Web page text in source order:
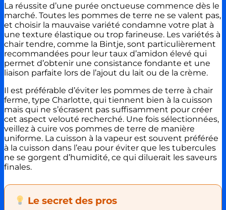
La réussite d’une purée onctueuse commence dès le
marché. Toutes les pommes de terre ne se valent pas,
et choisir la mauvaise variété condamne votre plat à
une texture élastique ou trop farineuse. Les variétés à
chair tendre, comme la Bintje, sont particulièrement
recommandées pour leur taux d’amidon élevé qui
permet d’obtenir une consistance fondante et une
liaison parfaite lors de l’ajout du lait ou de la crème.
Il est préférable d’éviter les pommes de terre à chair
ferme, type Charlotte, qui tiennent bien à la cuisson
mais qui ne s’écrasent pas suffisamment pour créer
cet aspect velouté recherché. Une fois sélectionnées,
veillez à cuire vos pommes de terre de manière
uniforme. La cuisson à la vapeur est souvent préférée
à la cuisson dans l’eau pour éviter que les tubercules
ne se gorgent d’humidité, ce qui diluerait les saveurs
finales.
Le secret des pros